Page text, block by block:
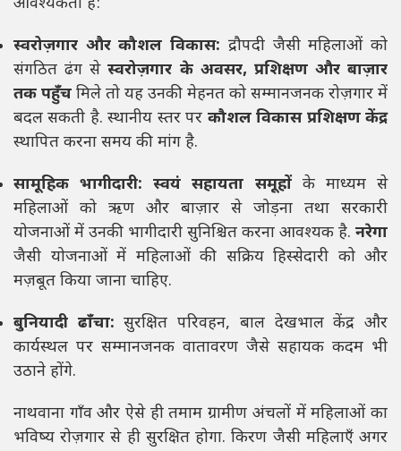
आवश्यकता है:
स्वरोज़गार और कौशल विकास: द्रौपदी जैसी महिलाओं को
संगठित ढंग सेस्वरोज़गार के अवसर, प्रशिक्षण और बाज़ार
तक पहुँच मिले तो यह उनकी मेहनत को सम्मानजनक रोज़गार में
बदल सकती है. स्थानीय स्तर पर कौशल विकास प्रशिक्षण केंद्र
स्थापित करना समय की मांग है.
सामूहिक भागीदारी: स्वयं सहायता समूहोंके माध्यम से
महिलाओं को ऋण और बाज़ार से जोड़ना तथा सरकारी
योजनाओं में उनकी भागीदारी सुनिश्चित करना आवश्यक है. नरेगा
जैसी योजनाओं में महिलाओं की सक्रिय हिस्सेदारी को और
मज़बूत किया जाना चाहिए.
बुनियादी ढाँचा: सुरक्षित परिवहन, बाल देखभाल केंद्र और
कार्यस्थल पर सम्मानजनक वातावरण जैसे सहायक कदम भी
उठाने होंगे.
नाथवाना गाँव और ऐसे ही तमाम ग्रामीण अंचलों में महिलाओं का
भविष्य रोज़गार से ही सुरक्षित होगा. किरण जैसी महिलाएँ अगर